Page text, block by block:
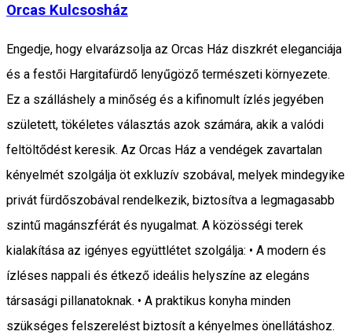
Orcas Kulcsosház
Engedje, hogy elvarázsolja az Orcas Ház diszkrét eleganciája
és a festői Hargitafürdő lenyűgöző természeti környezete.
Ez a szálláshely a minőség és a kifinomult ízlés jegyében
született, tökéletes választás azok számára, akik a valódi
feltöltődést keresik. Az Orcas Ház a vendégek zavartalan
kényelmét szolgálja öt exkluzív szobával, melyek mindegyike
privát fürdőszobával rendelkezik, biztosítva a legmagasabb
szintű magánszférát és nyugalmat. A közösségi terek
kialakítása az igényes együttlétet szolgálja: • A modern és
ízléses nappali és étkező ideális helyszíne az elegáns
társasági pillanatoknak. • A praktikus konyha minden
szükséges felszerelést biztosít a kényelmes önellátáshoz.